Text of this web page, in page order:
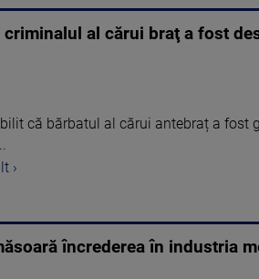
al cărui braţ a fost
că bărbatul al cărui antebraț a fost
›
încrederea în industria